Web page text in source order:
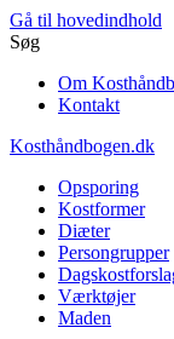
Gå til hovedindhold
Søg
Om
Kontakt
Kosthåndbogen.dk
Opsporing
Kostformer
Diæter
Persongrupper
Værktøjer
Maden